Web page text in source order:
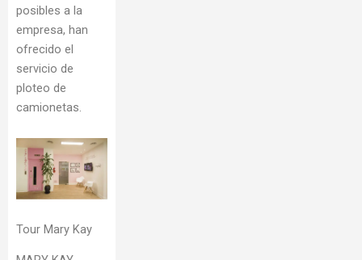
posibles a la
empresa, han
ofrecido el
servicio de
ploteo de
camionetas.
Tour Mary Kay